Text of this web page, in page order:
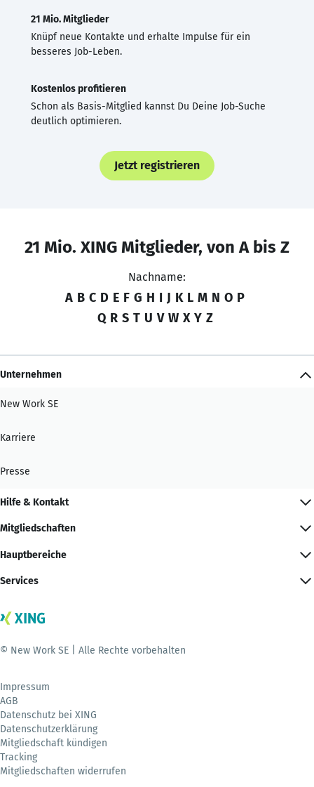
21 Mio. Mitglieder
Knüpf neue Kontakte und erhalte Impulse für ein
besseres Job-Leben.
Kostenlos profitieren
Schon als Basis-Mitglied kannst Du Deine Job-Suche
deutlich optimieren.
Jetzt registrieren
21 Mio. XING Mitglieder, von A bis Z
Nachname:
A B C D E F G H I J K L M N O P
Q R S T U V W X Y Z
Unternehmen
New Work SE
Karriere
Presse
Hilfe & Kontakt
Mitgliedschaften
Hauptbereiche
Services
© New Work SE | Alle Rechte vorbehalten
Impressum
AGB
Datenschutz bei XING
Datenschutzerklärung
Mitgliedschaft kündigen
Tracking
Mitgliedschaften widerrufen